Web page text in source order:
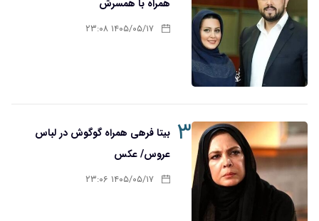
همراه با همسرش
۱۴۰۵/۰۵/۱۷ ۲۳:۰۸
۳ بیتا فرهی همراه گوگوش در لباس
عروس/ عکس
۱۴۰۵/۰۵/۱۷ ۲۳:۰۶